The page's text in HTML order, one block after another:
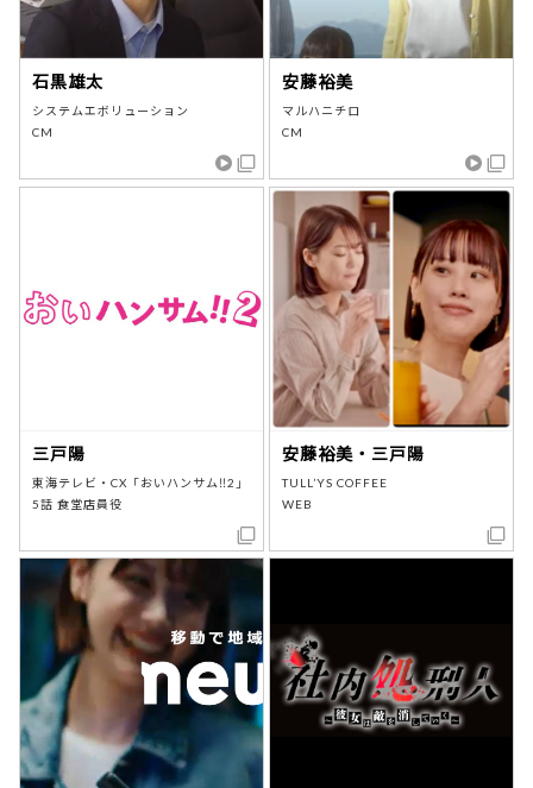
石黒雄太
システムエボリューション
CM
安藤裕美
マルハニチロ
CM
三戸陽
東海テレビ・CX「おいハンサム‼2」
5話 食堂店員役
安藤裕美・三戸陽
TULL’YS COFFEE
WEB